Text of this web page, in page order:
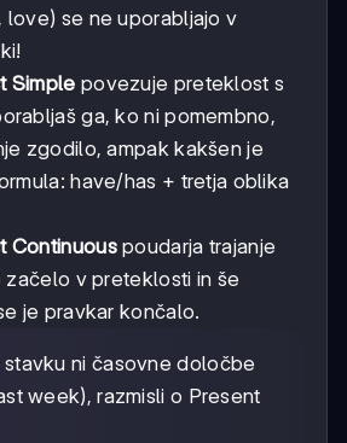
love) se ne uporabljajo v
Simple povezuje preteklost s
ga, ko ni pomembno,
zgodilo, ampak kakšen je
have/has + tretja oblika
Continuouspoudarja trajanje
začelo v preteklosti in še
je pravkar končalo.
ni časovne določbe
week), razmisli o Present